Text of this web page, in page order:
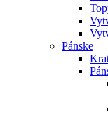
Pánske